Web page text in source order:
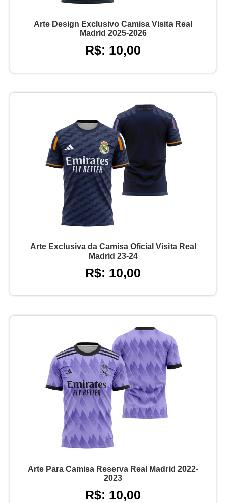
Arte Design Exclusivo Camisa Visita Real
Madrid 2025-2026
R$: 10,00
Arte Exclusiva da Camisa Oficial Visita Real
Madrid 23-24
R$: 10,00
Arte Para Camisa Reserva Real Madrid 2022-
2023
R$: 10,00